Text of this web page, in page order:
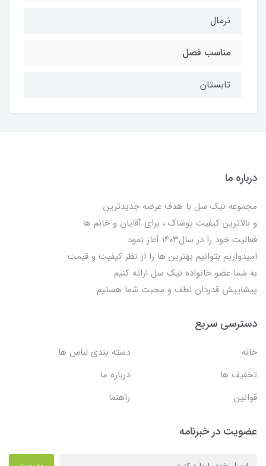
نرمال
مناسب فصل
تابستان
درباره ما
مجموعه نیک سل با هدف عرضه جدیدترین
و بالاترین کیفیت پوشاک ، برای آقایان و خانم ها
فعالیت خود را در سال۱۴۰۳ آغاز نمود.
امیدواریم بتوانیم بهترین ها را از نظر کیفیت و قیمت
به شما عضو خانواده نیک سل ارائه کنیم
پیشاپیش قدردان لطف و محبت شما هستیم
دسترسی سریع
خانه
دسته بندی لباس ها
تخفیف ها
درباره ما
قوانین
راهنما
عضویت در خبرنامه